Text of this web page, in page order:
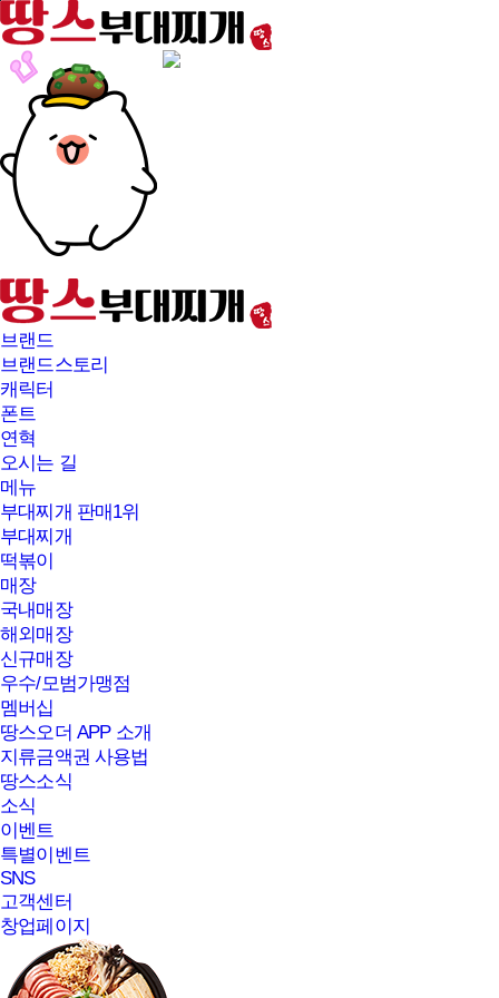
본문바로가기
브랜드
브랜드스토리
캐릭터
폰트
연혁
오시는 길
메뉴
부대찌개 판매1위
부대찌개
떡볶이
매장
국내매장
해외매장
신규매장
우수/모범가맹점
멤버십
땅스오더 APP 소개
지류금액권 사용법
땅스소식
소식
이벤트
특별이벤트
SNS
고객센터
창업페이지